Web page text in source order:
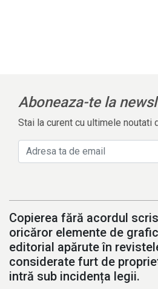
Aboneaza-te la
Stai la curent cu ultimele noutati
Copierea fără acordul
oricăror elemente de
editorial apărute în
considerate furt de
intră sub incidența legii.